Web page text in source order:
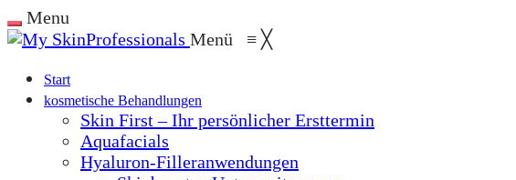
Menu
Menü ≡ ╳
Start
kosmetische Behandlungen
Skin First – Ihr persönlicher Ersttermin
Aquafacials
Hyaluron-Filleranwendungen